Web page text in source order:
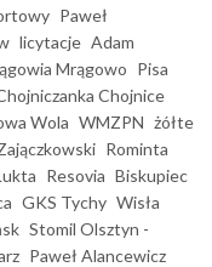
Paweł
licytacje Adam
Mrągowo Pisa
Chojnice
Wola WMZPN żółte
Rominta
Resovia Biskupiec
GKS Tychy Wisła
Stomil Olsztyn -
Paweł Alancewicz